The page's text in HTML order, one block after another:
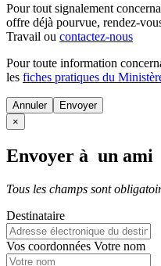
Pour tout signalement
offre déjà pourvue, rendez-
Travail ou contactez-nous
Pour toute information
les fiches pratiques du
Annuler
×
Envoyer à un ami
Tous les champs sont
Destinataire
Vos coordonnées Votre nom